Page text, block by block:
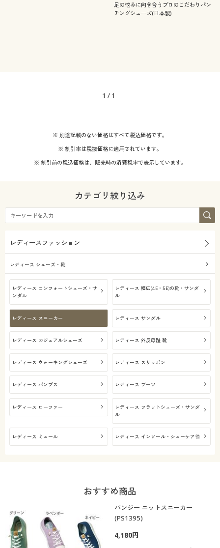
足の悩みに向き合うプロのこだわりパン
チングシューズ(日本製)
1 / 1
※ 別途記載のない価格はすべて税込価格です。
※ 割引率は税抜価格に適用されています。
※ 割引前の税込価格は、販売時の消費税率で表示しています。
カテゴリ絞り込み
レディースファッション
レディース シューズ・靴
レディース コンフォートシューズ・サ
ンダル
レディース 幅広(4E・5E)の靴・サンダ
ル
レディース スニーカー レディース サンダル
レディース カジュアルシューズ レディース 外反母趾 靴
レディース ウォーキングシューズ レディース スリッポン
レディース パンプス レディース ブーツ
レディース ローファー
レディース フラットシューズ・サンダ
ル
レディース ミュール レディース インソール・シューケア他
おすすめ商品
パンジー ニットスニーカー
(PS1395)
4,180円